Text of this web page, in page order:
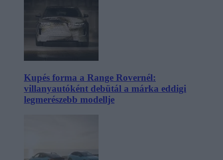
Kupés forma a Range Rovernél:
villanyautóként debütál a márka eddigi
legmerészebb modellje